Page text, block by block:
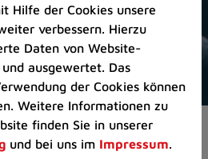
Pressemitteilungen
Hilfe der Cookies unsere
verbessern. Hierzu
Daten von Website-
ausgewertet. Das
der Cookies können
Weitere Informationen zu
finden Sie in unserer
und bei uns im Impressum.